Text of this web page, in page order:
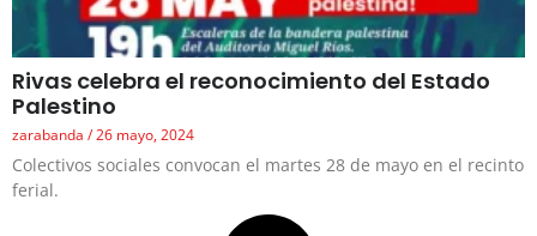
Rivas celebra el reconocimiento del Estado
Palestino
zarabanda 26 mayo, 2024
Colectivos sociales convocan el martes 28 de mayo en el recinto
ferial.